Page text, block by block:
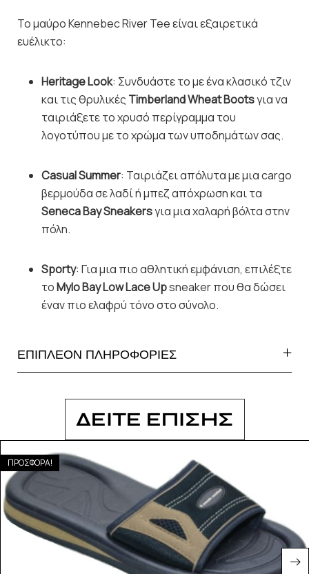
Το μαύρο Kennebec River Tee είναι εξαιρετικά
ευέλικτο:
Heritage Look: Συνδυάστε το με ένα κλασικό τζιν
και τις θρυλικές Timberland Wheat Bootsγια να
ταιριάξετε το χρυσό περίγραμμα του
λογοτύπου με το χρώμα των υποδημάτων σας.
Casual Summer: Ταιριάζει απόλυτα με μια cargo
βερμούδα σε λαδί ή μπεζ απόχρωση και τα
Seneca Bay Sneakersγια μια χαλαρή βόλτα στην
πόλη.
Sporty: Για μια πιο αθλητική εμφάνιση, επιλέξτε
τοMylo Bay Low Lace Upsneaker που θα δώσει
έναν πιο ελαφρύ τόνο στο σύνολο.
ΕΠΙΠΛΕΟΝ ΠΛΗΡΟΦΟΡΙΕΣ
ΔΕΙΤΕ ΕΠΙΣΗΣ
ΠΡΟΣΦΟΡΑ!